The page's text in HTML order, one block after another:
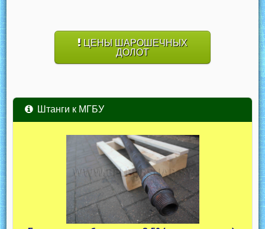
ЦЕНЫ ШАРОШЕЧНЫХ
ДОЛОТ
Штанги к МГБУ